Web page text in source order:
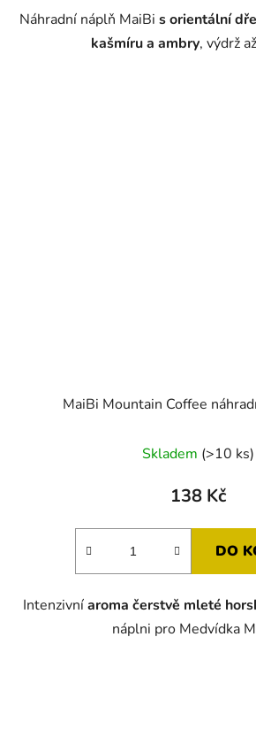
Náhradní náplň MaiBi s orientální
kašmíru a ambry, výdrž
MaiBi Mountain Coffee
hodnocení
produktu
5,0
Skladem (>10 ks)
138 Kč
DO
Intenzivníaroma čerstvě mleté
náplni pro Medvídka